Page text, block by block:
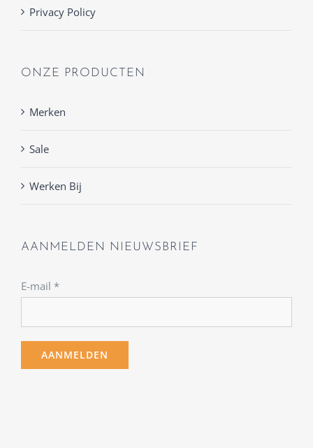
Privacy Policy
ONZE PRODUCTEN
Merken
Sale
Werken Bij
AANMELDEN NIEUWSBRIEF
E-mail *